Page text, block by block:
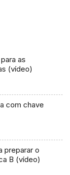
as
(vídeo)
com chave
preparar o
B (vídeo)